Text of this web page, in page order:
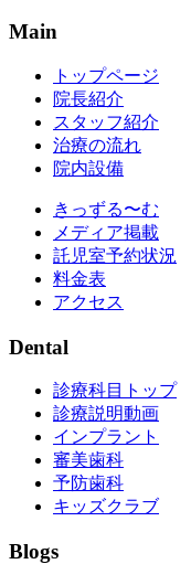
Main
トップページ
院長紹介
スタッフ紹介
治療の流れ
院内設備
きっずる〜む
メディア掲載
託児室予約状況
料金表
アクセス
Dental
診療科目トップ
診療説明動画
インプラント
審美歯科
予防歯科
キッズクラブ
Blogs